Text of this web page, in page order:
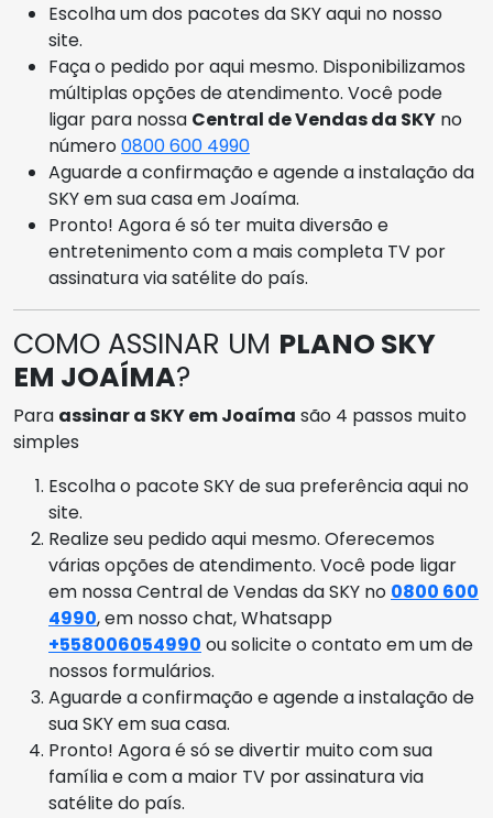
Escolha um dos pacotes da SKY aqui no nosso
site.
Faça o pedido por aqui mesmo. Disponibilizamos
múltiplas opções de atendimento. Você pode
ligar para nossa Central de Vendas da SKY no
número0800 600 4990
Aguarde a confirmação e agende a instalação da
SKY em sua casa em Joaíma.
Pronto! Agora é só ter muita diversão e
entretenimento com a mais completa TV por
assinatura via satélite do país.
COMO ASSINAR UM PLANO SKY
EM JOAÍMA?
Para assinar a SKY em Joaíma são 4 passos muito
simples
Escolha o pacote SKY de sua preferência aqui no
site.
Realize seu pedido aqui mesmo. Oferecemos
várias opções de atendimento. Você pode ligar
em nossa Central de Vendas da SKY no 0800 600
4990, em nosso chat, Whatsapp
+558006054990 ou solicite o contato em um de
nossos formulários.
Aguarde a confirmação e agende a instalação de
sua SKY em sua casa.
Pronto! Agora é só se divertir muito com sua
família e com a maior TV por assinatura via
satélite do país.